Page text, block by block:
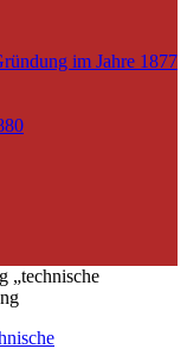
im Jahre 1877
„technische